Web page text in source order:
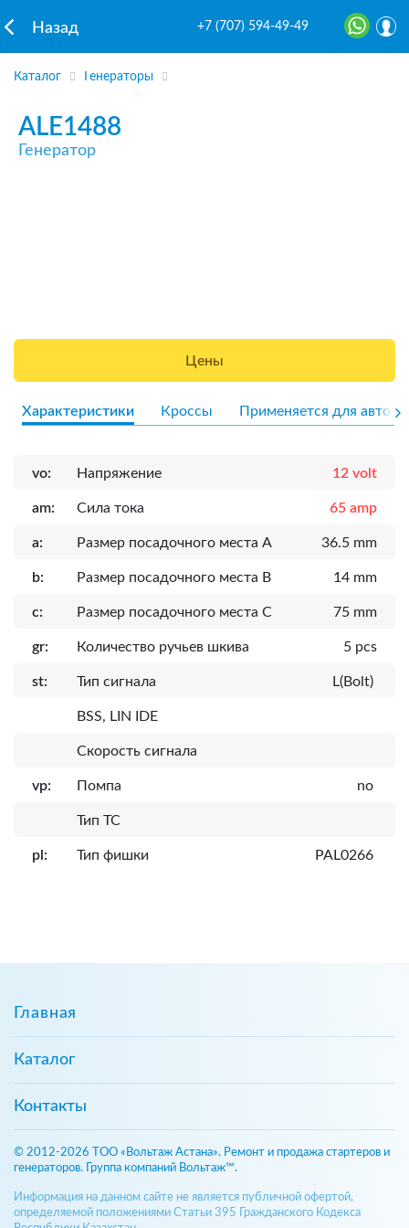
Назад +7 (707) 594-49-49
Каталог Генераторы
ALE1488
Генератор
Цены
Характеристики Кроссы Применяется для авто
vo: Напряжение 12 volt
am: Сила тока 65 amp
a: Размер посадочного места A 36.5 mm
b: Размер посадочного места B 14 mm
c: Размер посадочного места C 75 mm
gr: Количество ручьев шкива 5 pcs
st: Тип сигнала L(Bolt)
BSS, LIN IDE
Скорость сигнала
vp: Помпа no
Тип ТС
pl: Тип фишки PAL0266
Главная
Каталог
Контакты
© 2012-2026 ТОО «Вольтаж Астана». Ремонт и продажа стартеров и
генераторов. Группа компаний Вольтаж™.
Информация на данном сайте не является публичной офертой,
определяемой положениями Статьи 395 Гражданского Кодекса